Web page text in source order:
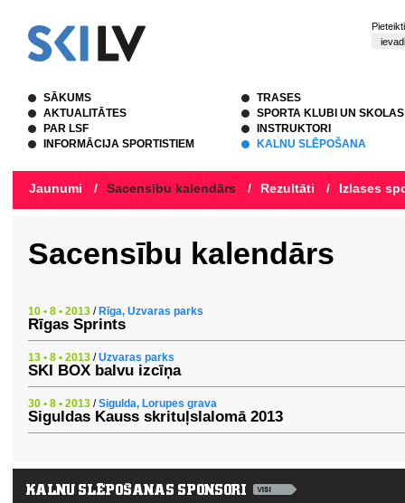
SĀKUMS
AKTUALITĀTES
PAR LSF
INFORMĀCIJA SPORTISTIEM
TRASES
SPORTA KLUBI UN SKOLAS
INSTRUKTORI
KALNU SLĒPOŠANA
Jaunumi / Sacensību kalendārs / Rezultāti / Izlases
Sacensību kalendārs
10 • 8 • 2013 / Rīga, Uzvaras parks
Rīgas Sprints
13 • 8 • 2013 /Uzvaras parks
SKI BOX balvu izcīņa
30 • 8 • 2013 /Sigulda, Lorupes grava
Siguldas Kauss skrituļslalomā 2013